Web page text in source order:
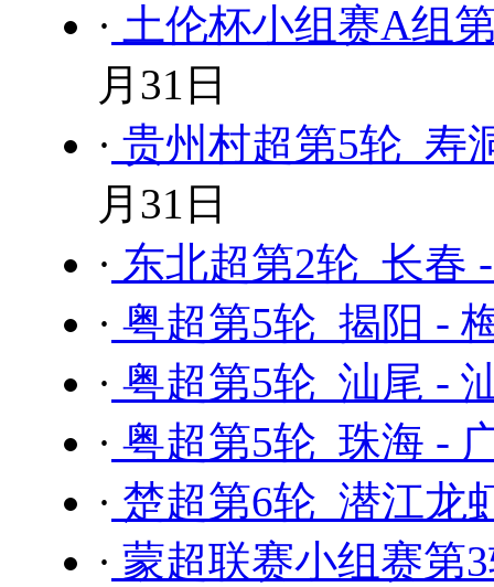
· 土伦杯小组赛A组
月31日
· 贵州村超第5轮 寿
月31日
· 东北超第2轮 长春
· 粤超第5轮 揭阳 -
· 粤超第5轮 汕尾 -
· 粤超第5轮 珠海 -
· 楚超第6轮 潜江龙
· 蒙超联赛小组赛第